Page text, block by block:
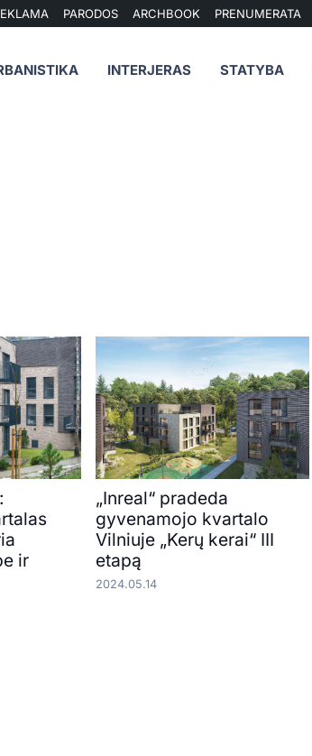
PARODOS ARCHBOOK PRENUMERATA
INTERJERAS STATYBA
ir
„Inreal“ pradeda
gyvenamojo kvartalo
Vilniuje „Kerų kerai“ III
etapą
2024.05.14